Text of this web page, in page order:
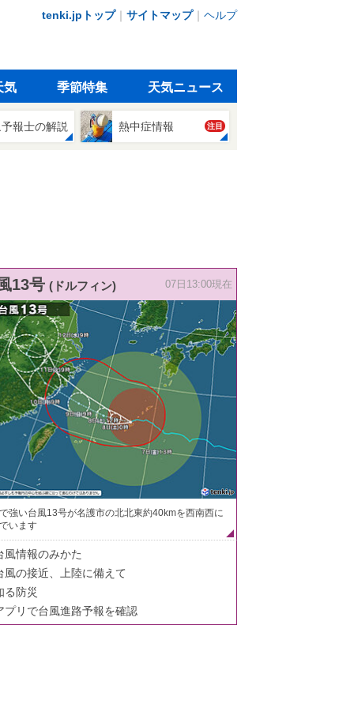
tenki.jpトップ｜ サイトマップ｜ ヘルプ
気 季節特集 天気ニュース
報士の解説 熱中症情報 注目
13号 (ドルフィン) 07日13:00現在
強い台風13号が名護市の北北東約40kmを西南西に
います
風情報のみかた
風の接近、上陸に備えて
る防災
プリで台風進路予報を確認